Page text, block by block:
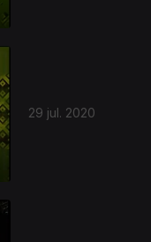
29 jul. 2020